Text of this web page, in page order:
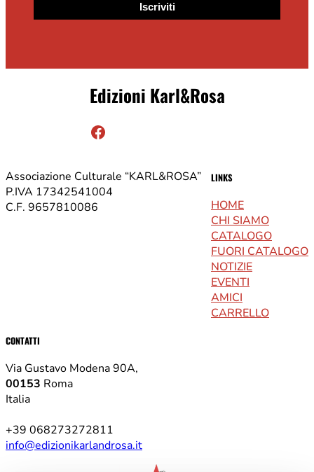
Iscriviti
Edizioni Karl&Rosa
Facebook
Associazione Culturale “KARL&ROSA”
P.IVA 17342541004
C.F. 9657810086
LINKS
HOME
CHI SIAMO
CATALOGO
FUORI CATALOGO
NOTIZIE
EVENTI
AMICI
CARRELLO
CONTATTI
Via Gustavo Modena 90A,
00153 Roma
Italia
+39 068273272811
info@edizionikarlandrosa.it